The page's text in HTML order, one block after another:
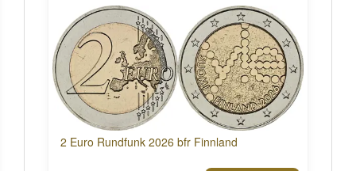
2 Euro Rundfunk 2026 bfr Finnland